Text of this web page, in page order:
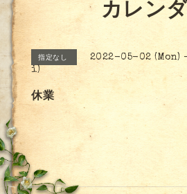
カレン
指定なし
2022-05-02
i)
休業